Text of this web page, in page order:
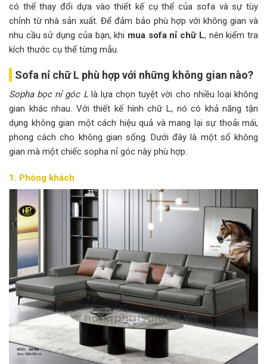
có thể thay đổi dựa vào thiết kế cụ thể của sofa và sự tùy
chỉnh từ nhà sản xuất. Để đảm bảo phù hợp với không gian và
nhu cầu sử dụng của bạn, khi mua sofa nỉ chữ L, nên kiểm tra
kích thước cụ thể từng mẫu.
Sofa nỉ chữ L phù hợp với những không gian nào?
Sopha bọc nỉ góc Llà lựa chọn tuyệt vời cho nhiều loại không
gian khác nhau. Với thiết kế hình chữ L, nó có khả năng tận
dụng không gian một cách hiệu quả và mang lại sự thoải mái,
phong cách cho không gian sống. Dưới đây là một số không
gian mà một chiếc sopha nỉ góc này phù hợp:
1. Phòng khách